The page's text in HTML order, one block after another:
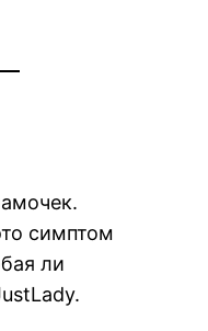
симптом
ли